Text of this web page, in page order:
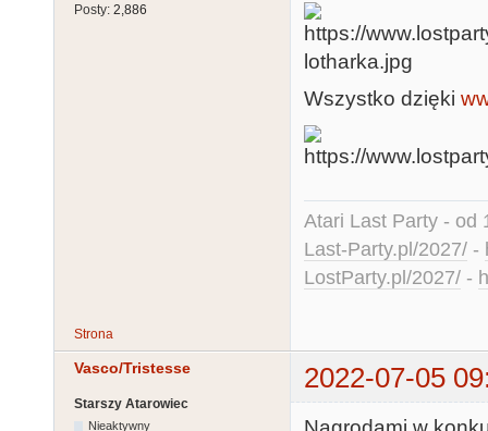
Posty: 2,886
Wszystko dzięki
Atari Last Party - od
Last-Party.pl/2027/ -
LostParty.pl/2027/ -
Strona
Vasco/Tristesse 2022-07-05
Starszy Atarowiec
Nieaktywny